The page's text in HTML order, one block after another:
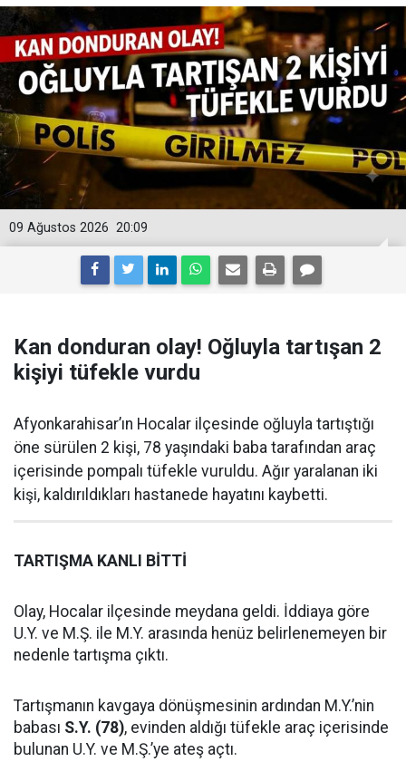
20:09
09 Ağustos 2026
Kan donduran olay! Oğluyla tartışan 2
kişiyi tüfekle vurdu
Afyonkarahisar’ın Hocalar ilçesinde oğluyla tartıştığı
öne sürülen 2 kişi, 78 yaşındaki baba tarafından araç
içerisinde pompalı tüfekle vuruldu. Ağır yaralanan iki
kişi, kaldırıldıkları hastanede hayatını kaybetti.
TARTIŞMA KANLI BİTTİ
Olay, Hocalar ilçesinde meydana geldi. İddiaya göre
U.Y. ve M.Ş. ile M.Y. arasında henüz belirlenemeyen bir
nedenle tartışma çıktı.
Tartışmanın kavgaya dönüşmesinin ardından M.Y.’nin
babası S.Y. (78), evinden aldığı tüfekle araç içerisinde
bulunan U.Y. ve M.Ş.’ye ateş açtı.